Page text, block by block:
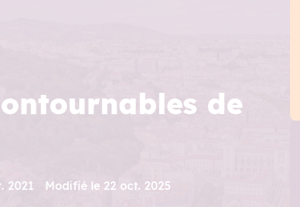
de
2021 Modifié le 22 oct. 2025